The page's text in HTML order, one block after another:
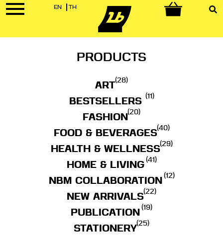
EN TH
PRODUCTS
ART(28)
BESTSELLERS (11)
FASHION(20)
FOOD & BEVERAGES(40)
HEALTH & WELLNESS(29)
HOME & LIVING(41)
NBM COLLABORATION(12)
NEW ARRIVALS(22)
PUBLICATION(19)
STATIONERY(25)